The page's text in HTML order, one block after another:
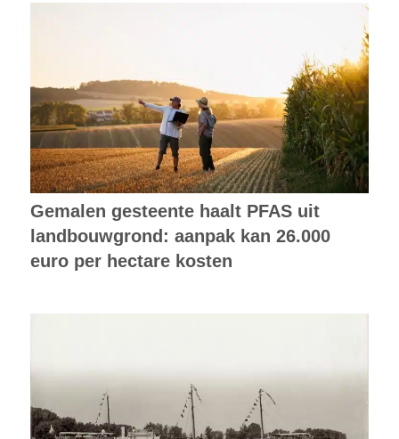
Gemalen gesteente haalt PFAS uit
landbouwgrond: aanpak kan 26.000
euro per hectare kosten